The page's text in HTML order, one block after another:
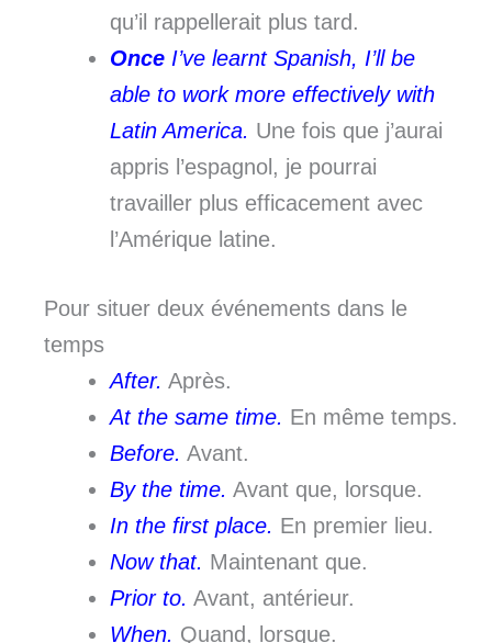
qu’il rappellerait plus tard.
Once I’ve learnt Spanish, I’ll be
able to work more effectively with
Latin America. Une fois que j’aurai
appris l’espagnol, je pourrai
travailler plus efficacement avec
l’Amérique latine.
Pour situer deux événements dans le
temps
After. Après.
At the same time. En même temps.
Before. Avant.
By the time. Avant que, lorsque.
In the first place. En premier lieu.
Now that. Maintenant que.
Prior to. Avant, antérieur.
When. Quand, lorsque.